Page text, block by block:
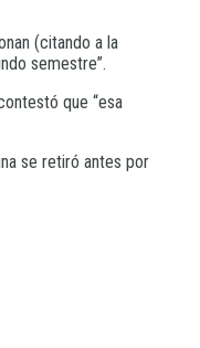
(citando a la
semestre”.
que “esa
se retiró antes por